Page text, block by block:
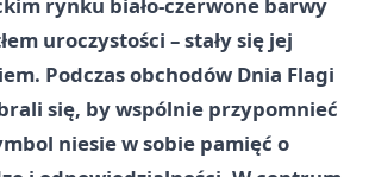
uroczystości – stały się jej
Podczas obchodów Dnia Flagi
się, by wspólnie przypomnieć
niesie w sobie pamięć o